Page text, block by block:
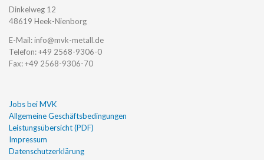
Dinkelweg 12
48619 Heek-Nienborg
E-Mail: info@mvk-metall.de
Telefon: +49 2568-9306-0
Fax: +49 2568-9306-70
Jobs bei MVK
Allgemeine Geschäftsbedingungen
Leistungsübersicht (PDF)
Impressum
Datenschutzerklärung